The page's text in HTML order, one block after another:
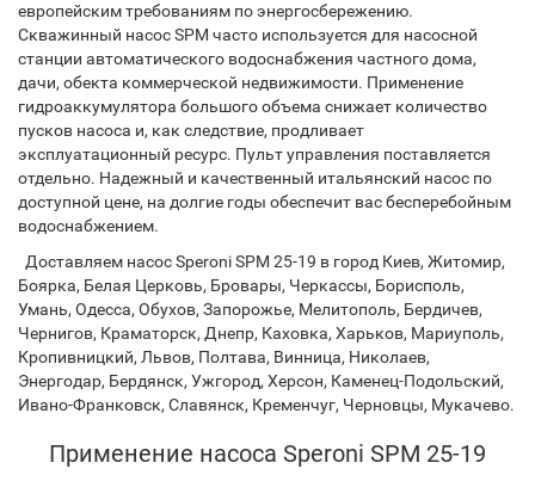
европейским требованиям по энергосбережению.
Скважинный насос SPM часто используется для насосной
станции автоматического водоснабжения частного дома,
дачи, обекта коммерческой недвижимости. Применение
гидроаккумулятора большого объема снижает количество
пусков насоса и, как следствие, продливает
эксплуатационный ресурс. Пульт управления поставляется
отдельно. Надежный и качественный итальянский насос по
доступной цене, на долгие годы обеспечит вас бесперебойным
водоснабжением.
Доставляем насос Speroni SPM 25-19 в город Киев, Житомир,
Боярка, Белая Церковь, Бровары, Черкассы, Борисполь,
Умань, Одесса, Обухов, Запорожье, Мелитополь, Бердичев,
Чернигов, Краматорск, Днепр, Каховка, Харьков, Мариуполь,
Кропивницкий, Львов, Полтава, Винница, Николаев,
Энергодар, Бердянск, Ужгород, Херсон, Каменец-Подольский,
Ивано-Франковск, Славянск, Кременчуг, Черновцы, Мукачево.
Применение насоса Speroni SPM 25-19